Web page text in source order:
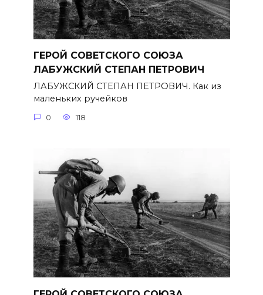
ГЕРОЙ СОВЕТСКОГО СОЮЗА
ЛАБУЖСКИЙ СТЕПАН ПЕТРОВИЧ
ЛАБУЖСКИЙ СТЕПАН ПЕТРОВИЧ. Как из
маленьких ручейков
0 118